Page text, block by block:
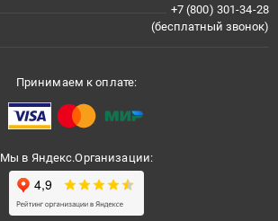
+7 (800) 301-34-28
(бесплатный звонок)
Принимаем к оплате:
Мы в Яндекс.Организации: